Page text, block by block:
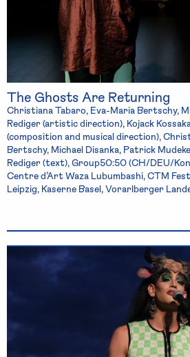
The Ghosts Are Returning
Christiana Tabaro, Eva-Maria Bertschy,
Rediger (artistic direction), Kojack
(composition and musical direction),
Bertschy, Michael Disanka, Patrick
Rediger (text), Group50:50 (CH/DEU/
Centre d’Art Waza Lubumbashi, CTM
Leipzig, Kaserne Basel, Vorarlberger